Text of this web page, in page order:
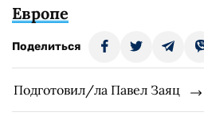
Европе
Поделиться
Подготовил/ла Павел Заяц